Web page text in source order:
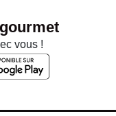
vous !